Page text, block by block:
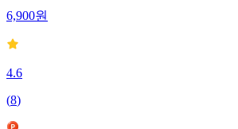
6,900원
4.6
(8)